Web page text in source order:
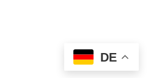
DE